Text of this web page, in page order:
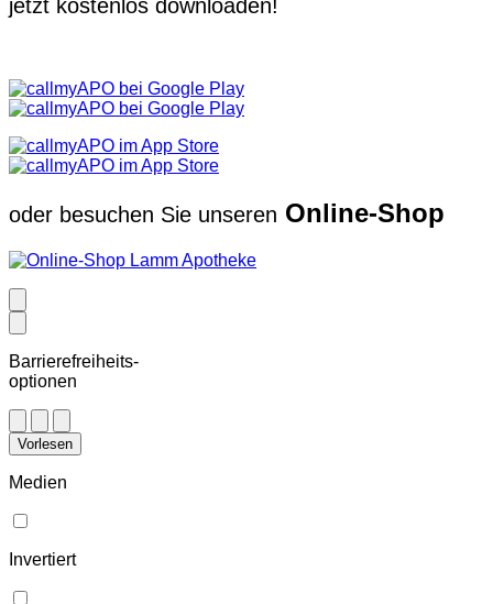
jetzt kostenlos downloaden!
oder besuchen Sie unseren Online-Shop
Barrierefreiheits-
optionen
Vorlesen
Medien
Invertiert